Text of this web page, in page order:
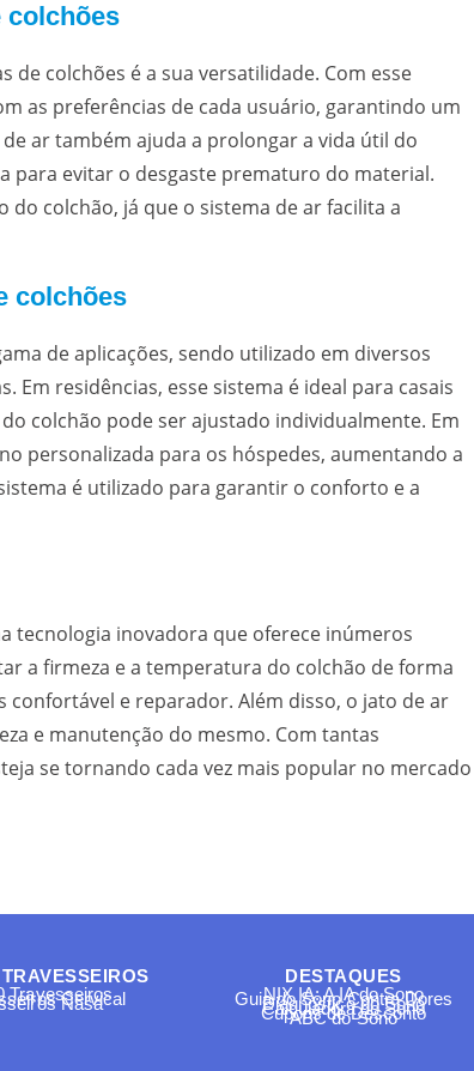
colchões
colchões é a sua versatilidade. Com esse
as preferências de cada usuário, garantindo um
ar também ajuda a prolongar a vida útil do
para evitar o desgaste prematuro do material.
do colchão, já que o sistema de ar facilita a
colchões
de aplicações, sendo utilizado em diversos
Em residências, esse sistema é ideal para casais
colchão pode ser ajustado individualmente. Em
personalizada para os hóspedes, aumentando a
é utilizado para garantir o conforto e a
tecnologia inovadora que oferece inúmeros
a firmeza e a temperatura do colchão de forma
e reparador. Além disso, o jato de ar
e manutenção do mesmo. Com tantas
se tornando cada vez mais popular no mercado
TRAVESSEIROS
Travesseiros
Cervical
Nasa
DESTAQUES
NIX IA: A IA do Sono
Guia do Sono Contra Dores
Diagnóstico do Sono
Calculadora do Sono
Cupons de Desconto
ABC do Sono